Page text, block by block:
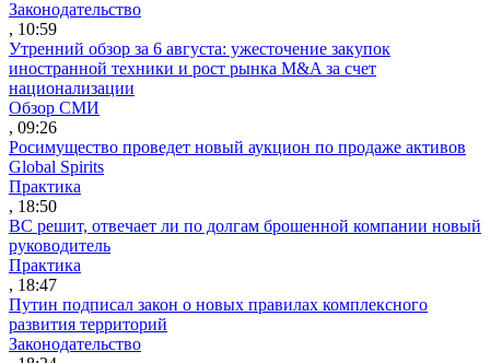
Законодательство
, 10:59
Утренний обзор за 6 августа: ужесточение закупок
иностранной техники и рост рынка M&A за счет
национализации
Обзор СМИ
, 09:26
Росимущество проведет новый аукцион по продаже активов
Global Spirits
Практика
, 18:50
ВС решит, отвечает ли по долгам брошенной компании новый
руководитель
Практика
, 18:47
Путин подписал закон о новых правилах комплексного
развития территорий
Законодательство